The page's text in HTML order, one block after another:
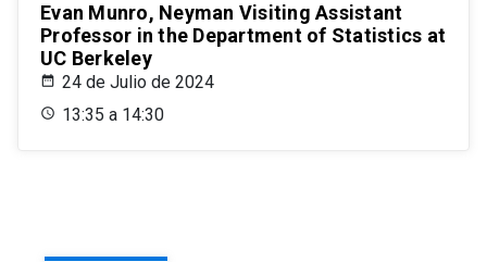
Evan Munro, Neyman Visiting Assistant
Professor in the Department of Statistics at
UC Berkeley
24 de Julio de 2024
13:35 a 14:30